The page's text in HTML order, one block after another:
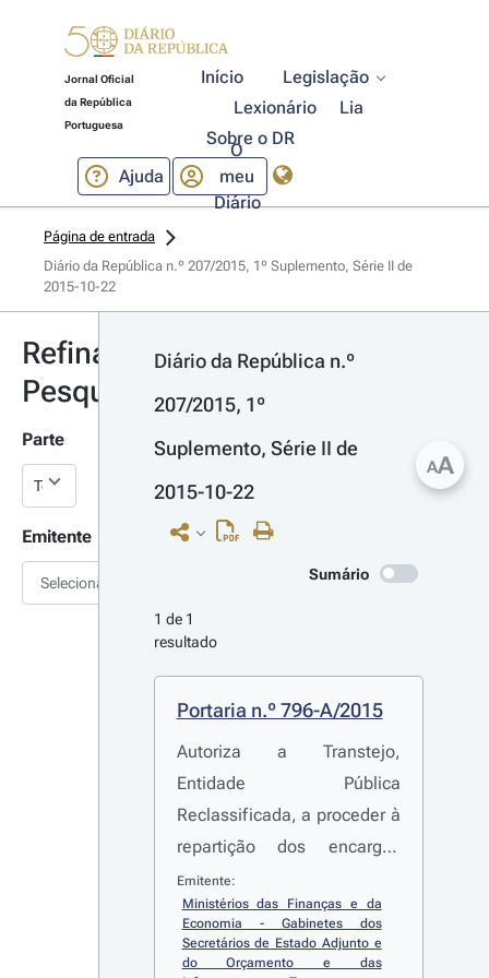
Jornal Oficial
da República
Portuguesa
Início
Legislação
Lexionário
Lia
Sobre o DR
Ajuda
O
meu
Diário
Página de entrada
Diário da República n.º 207/2015, 1º Suplemento, Série II de
2015-10-22
Refinar
Pesquisa
Parte
Emitente
Selecionar
Diário da República n.º
207/2015, 1º
Suplemento, Série II de
2015-10-22
Sumário
1 de 1
resultado
Portaria n.º 796-A/2015
Autoriza a Transtejo,
Entidade Pública
Reclassificada, a proceder à
repartição dos encargos
relativos ao contrato de
«Aquisição de Serviços para
a Instalação de Meios de
salvação na Frota da
Emitente:
Ministérios das Finanças e da
Economia - Gabinetes dos
Secretários de Estado Adjunto e
do Orçamento e das
AA